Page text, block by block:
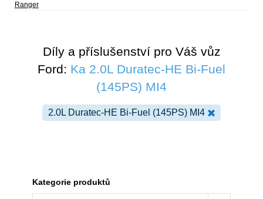
Ranger
Díly a příslušenství pro Váš vůz
Ford: Ka 2.0L Duratec-HE Bi-Fuel
(145PS) MI4
2.0L Duratec-HE Bi-Fuel (145PS) MI4
Kategorie produktů